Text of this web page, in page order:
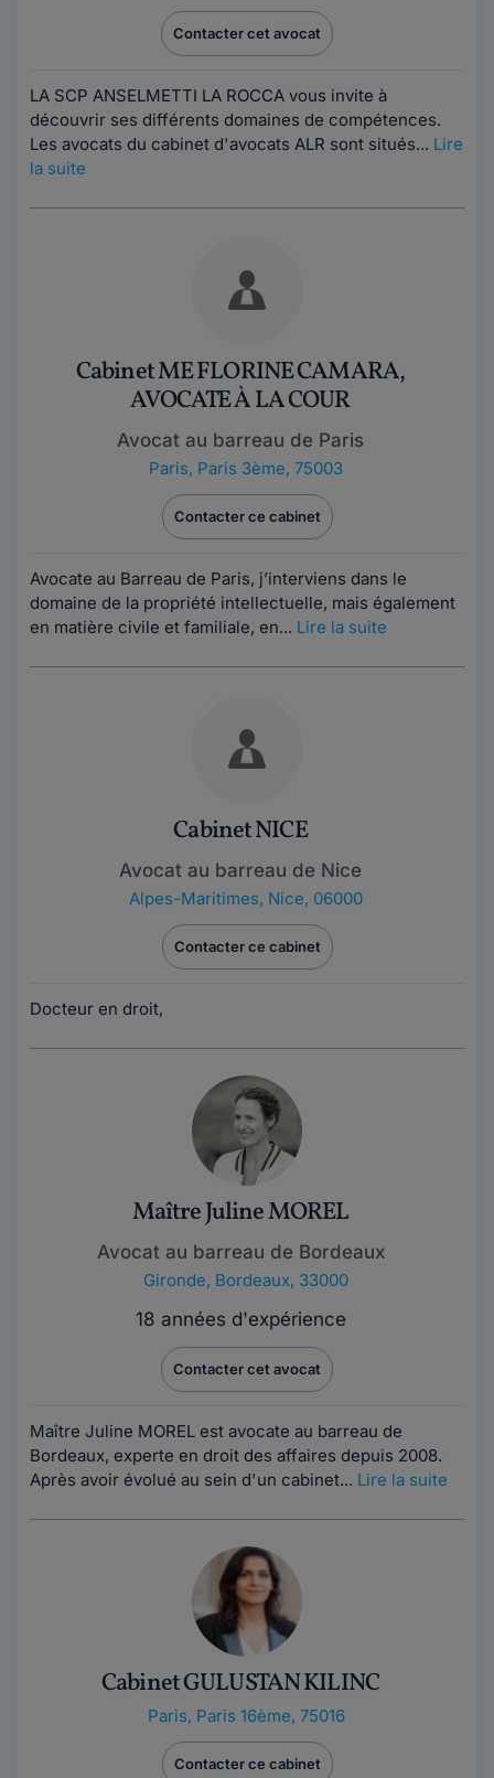
Contacter cet avocat
LA SCP ANSELMETTI LA ROCCA vous invite à
découvrir ses différents domaines de compétences.
Les avocats du cabinet d'avocats ALR sont situés... Lire
la suite
Cabinet ME FLORINE CAMARA,
AVOCATE À LA COUR
Avocat au barreau de Paris
Paris, Paris 3ème, 75003
Contacter ce cabinet
Avocate au Barreau de Paris, j’interviens dans le
domaine de la propriété intellectuelle, mais également
en matière civile et familiale, en... Lire la suite
Cabinet NICE
Avocat au barreau de Nice
Alpes-Maritimes, Nice, 06000
Contacter ce cabinet
Docteur en droit,
Maître Juline MOREL
Avocat au barreau de Bordeaux
Gironde, Bordeaux, 33000
18 années d'expérience
Contacter cet avocat
Maître Juline MOREL est avocate au barreau de
Bordeaux, experte en droit des affaires depuis 2008.
Après avoir évolué au sein d'un cabinet... Lire la suite
Cabinet GULUSTAN KILINC
Paris, Paris 16ème, 75016
Contacter ce cabinet